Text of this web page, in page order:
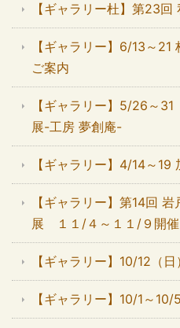
【ギャラリー杜】第23回
【ギャラリー】6/13～
ご案内
【ギャラリー】5/26～
展-工房 夢創庵-
【ギャラリー】4/14～
【ギャラリー】第14回
展 １１/４～１１/９開催
【ギャラリー】10/12（
【ギャラリー】10/1～